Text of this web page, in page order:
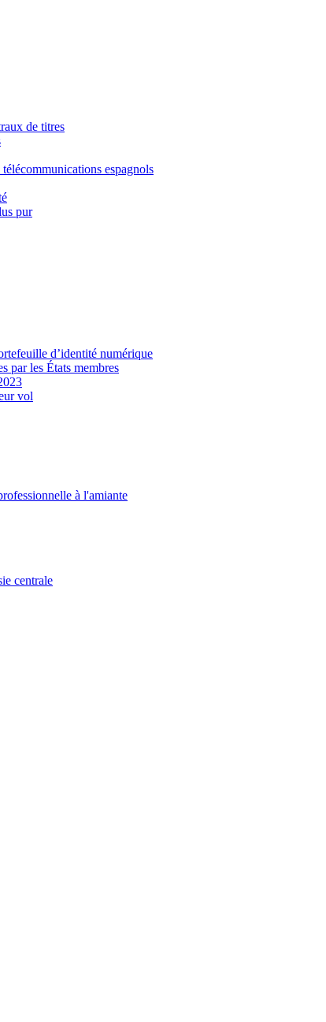
de titres
espagnols
pur
d’identité numérique
par les États membres
vol
à l'amiante
centrale